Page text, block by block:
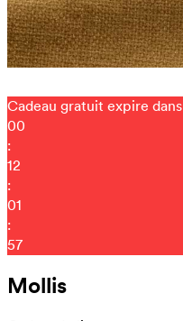
Cadeau gratuit expire dans
00
:
12
:
01
:
48
Mollis